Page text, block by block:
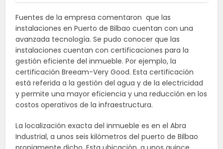
Fuentes de la empresa comentaron que las
instalaciones en Puerto de Bilbao cuentan con una
avanzada tecnología. Se pudo conocer que las
instalaciones cuentan con certificaciones para la
gestión eficiente del inmueble. Por ejemplo, la
certificación Breeam-Very Good. Esta certificación
está referida a la gestión del agua y de la electricidad
y permite una mayor eficiencia y una reducción en los
costos operativos de la infraestructura.
La localización exacta del inmueble es en el Abra
Industrial, a unos seis kilómetros del puerto de Bilbao